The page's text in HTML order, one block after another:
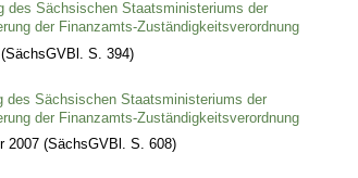
des Sächsischen Staatsministeriums der
der Finanzamts-Zuständigkeitsverordnung
S. 394)
des Sächsischen Staatsministeriums der
der Finanzamts-Zuständigkeitsverordnung
2007 (SächsGVBl. S. 608)